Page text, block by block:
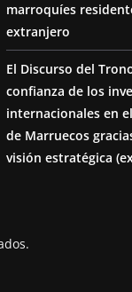
marroquíes
extranjero
El Discurso del
confianza de los
internacionales en
de Marruecos
visión estratégica